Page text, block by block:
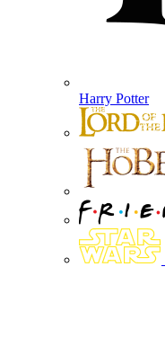
Harry Potter